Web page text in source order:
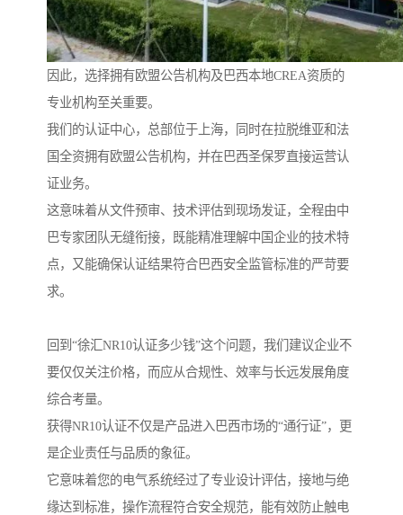
因此，选择拥有欧盟公告机构及巴西本地CREA资质的
专业机构至关重要。
我们的认证中心，总部位于上海，同时在拉脱维亚和法
国全资拥有欧盟公告机构，并在巴西圣保罗直接运营认
证业务。
这意味着从文件预审、技术评估到现场发证，全程由中
巴专家团队无缝衔接，既能精准理解中国企业的技术特
点，又能确保认证结果符合巴西安全监管标准的严苛要
求。
回到“徐汇NR10认证多少钱”这个问题，我们建议企业不
要仅仅关注价格，而应从合规性、效率与长远发展角度
综合考量。
获得NR10认证不仅是产品进入巴西市场的“通行证”，更
是企业责任与品质的象征。
它意味着您的电气系统经过了专业设计评估，接地与绝
缘达到标准，操作流程符合安全规范，能有效防止触电